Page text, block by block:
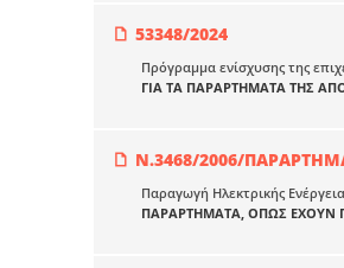
53348/2024
Πρόγραμμα ενίσχυσης της
ΓΙΑ ΤΑ ΠΑΡΑΡΤΗΜΑΤΑ ΤΗΣ
Ν.3468/2006/
Παραγωγή Ηλεκτρικής
ΠΑΡΑΡΤΗΜΑΤΑ, ΟΠΩΣ ΕΧΟΥΝ